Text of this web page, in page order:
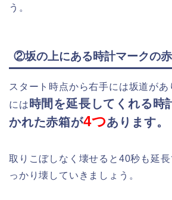
う。
②坂の上にある時計マークの
スタート時点から右手には坂道があ
には 時間を延長してくれる時
かれた赤箱が4つあります。
取りこぼしなく壊せると40秒も延
っかり壊していきましょう。